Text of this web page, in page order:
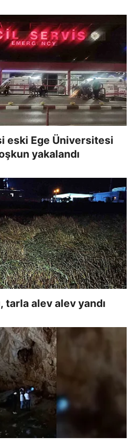
eski Ege Üniversitesi
yakalandı
tarla alev alev yandı